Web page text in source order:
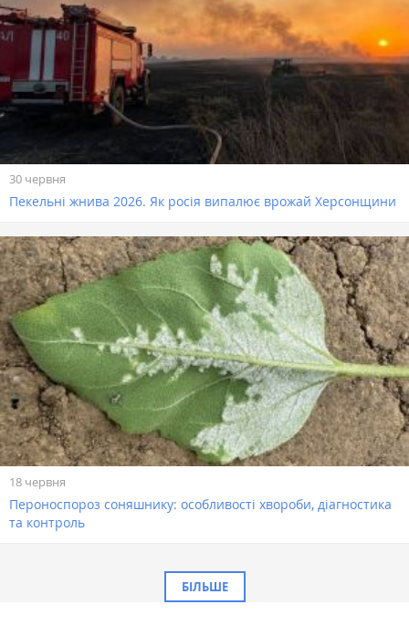
30 червня
Пекельні жнива 2026. Як росія випалює врожай Херсонщини
18 червня
Пероноспороз соняшнику: особливості хвороби, діагностика
та контроль
БІЛЬШЕ